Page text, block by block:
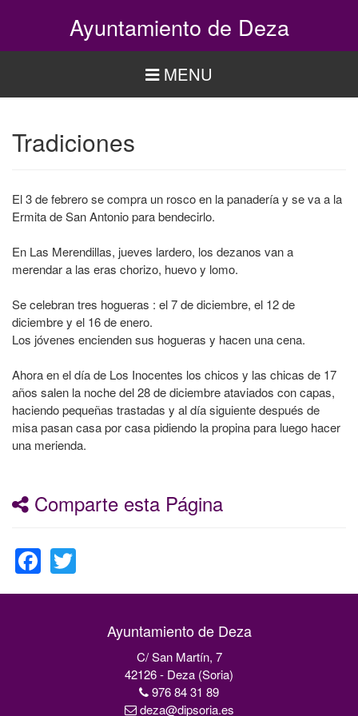
Ayuntamiento de Deza
MENU
Tradiciones
El 3 de febrero se compra un rosco en la panadería y se va a la
Ermita de San Antonio para bendecirlo.
En Las Merendillas, jueves lardero, los dezanos van a
merendar a las eras chorizo, huevo y lomo.
Se celebran tres hogueras : el 7 de diciembre, el 12 de
diciembre y el 16 de enero.
Los jóvenes encienden sus hogueras y hacen una cena.
Ahora en el día de Los Inocentes los chicos y las chicas de 17
años salen la noche del 28 de diciembre ataviados con capas,
haciendo pequeñas trastadas y al día siguiente después de
misa pasan casa por casa pidiendo la propina para luego hacer
una merienda.
Comparte esta Página
Facebook
Ayuntamiento de Deza
C/ San Martín, 7
42126 - Deza (Soria)
976 84 31 89
deza@dipsoria.es